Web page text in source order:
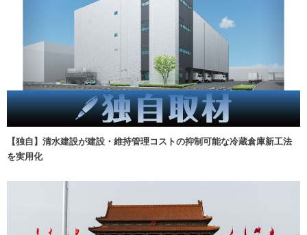
【独自】清水建設が建設・維持管理コストの抑制可能な冷蔵倉庫新工法
を実用化